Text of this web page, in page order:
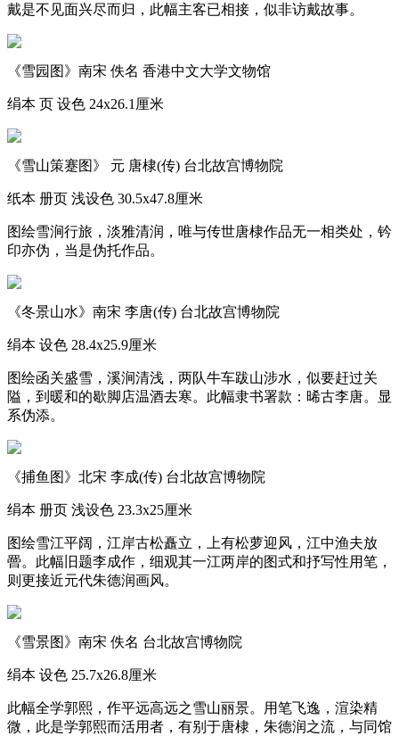
戴是不见面兴尽而归，此幅主客已相接，似非访戴故事。
《雪园图》南宋 佚名 香港中文大学文物馆
绢本 页 设色 24x26.1厘米
《雪山策蹇图》 元 唐棣(传) 台北故宫博物院
纸本 册页 浅设色 30.5x47.8厘米
图绘雪涧行旅，淡雅清润，唯与传世唐棣作品无一相类处，钤
印亦伪，当是伪托作品。
《冬景山水》南宋 李唐(传) 台北故宫博物院
绢本 设色 28.4x25.9厘米
图绘函关盛雪，溪涧清浅，两队牛车跋山涉水，似要赶过关
隘，到暖和的歇脚店温酒去寒。此幅隶书署款：晞古李唐。显
系伪添。
《捕鱼图》北宋 李成(传) 台北故宫博物院
绢本 册页 浅设色 23.3x25厘米
图绘雪江平阔，江岸古松矗立，上有松萝迎风，江中渔夫放
罾。此幅旧题李成作，细观其一江两岸的图式和抒写性用笔，
则更接近元代朱德润画风。
《雪景图》南宋 佚名 台北故宫博物院
绢本 设色 25.7x26.8厘米
此幅全学郭熙，作平远高远之雪山丽景。用笔飞逸，渲染精
微，此是学郭熙而活用者，有别于唐棣，朱德润之流，与同馆